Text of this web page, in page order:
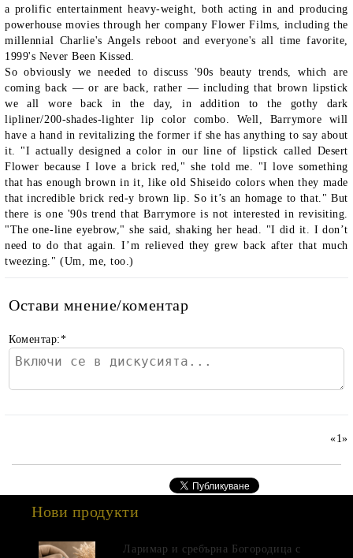
a prolific entertainment heavy-weight, both acting in and producing
powerhouse movies through her company Flower Films, including the
millennial Charlie's Angels reboot and everyone's all time favorite,
1999's Never Been Kissed.
So obviously we needed to discuss '90s beauty trends, which are
coming back — or are back, rather — including that brown lipstick
we all wore back in the day, in addition to the gothy dark
lipliner/200-shades-lighter lip color combo. Well, Barrymore will
have a hand in revitalizing the former if she has anything to say about
it. "I actually designed a color in our line of lipstick called Desert
Flower because I love a brick red," she told me. "I love something
that has enough brown in it, like old Shiseido colors when they made
that incredible brick red-y brown lip. So it’s an homage to that." But
there is one '90s trend that Barrymore is not interested in revisiting.
"The one-line eyebrow," she said, shaking her head. "I did it. I don’t
need to do that again. I’m relieved they grew back after that much
tweezing." (Um, me, too.)
Остави мнение/коментар
Коментар:*
«1»
Нови продукти
Ларимар и сребърна Богородица с